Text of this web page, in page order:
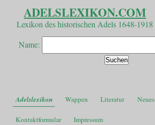
ADELSLEXIKON.COM
Lexikon des historischen Adels 1648-1918
Name:
Adelslexikon Wappen Literatur Neues
Kontaktformular Impressum